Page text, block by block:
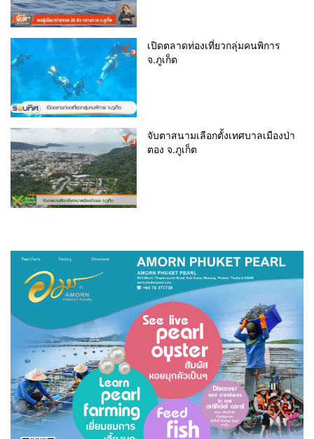
เปิดตลาดท่องเที่ยวกลุ่มคนพิการ
จ.ภูเก็ต
จับตาสนามเลือกตั้งเทศบาลเมืองป่า
ตอง จ.ภูเก็ต